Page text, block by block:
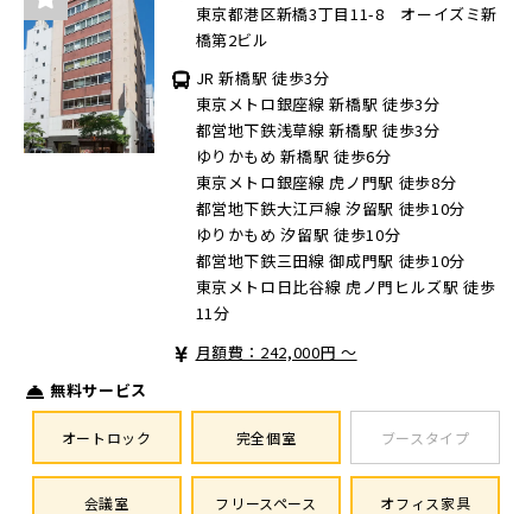
東京都港区新橋3丁目11-8 オーイズミ新
橋第2ビル
JR 新橋駅 徒歩3分
東京メトロ銀座線 新橋駅 徒歩3分
都営地下鉄浅草線 新橋駅 徒歩3分
ゆりかもめ 新橋駅 徒歩6分
東京メトロ銀座線 虎ノ門駅 徒歩8分
都営地下鉄大江戸線 汐留駅 徒歩10分
ゆりかもめ 汐留駅 徒歩10分
都営地下鉄三田線 御成門駅 徒歩10分
東京メトロ日比谷線 虎ノ門ヒルズ駅 徒歩
11分
月額費：242,000円 ～
無料サービス
オートロック 完全個室 ブースタイプ
会議室 フリースペース オフィス家具